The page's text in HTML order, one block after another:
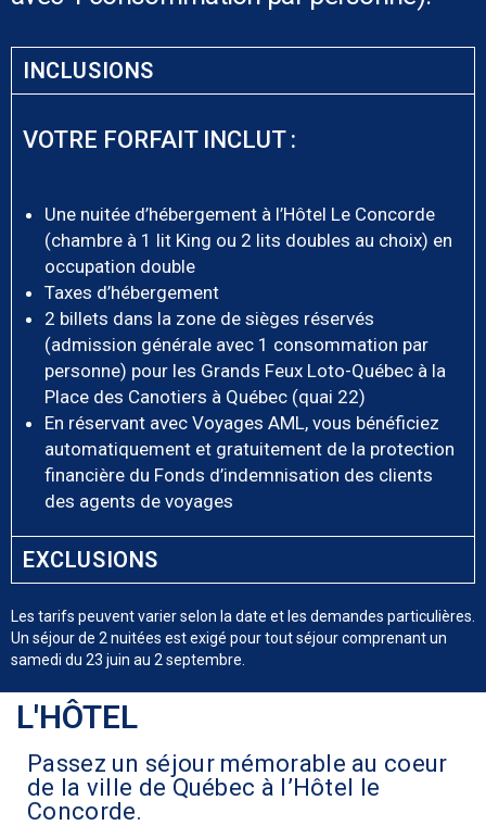
INCLUSIONS
VOTRE FORFAIT INCLUT :
Une nuitée d’hébergement à l’Hôtel Le Concorde
(chambre à 1 lit King ou 2 lits doubles au choix) en
occupation double
Taxes d’hébergement
2 billets dans la zone de sièges réservés
(admission générale avec 1 consommation par
personne) pour les Grands Feux Loto-Québec à la
Place des Canotiers à Québec (quai 22)
En réservant avec Voyages AML, vous bénéficiez
automatiquement et gratuitement de la protection
financière du Fonds d’indemnisation des clients
des agents de voyages
EXCLUSIONS
Les tarifs peuvent varier selon la date et les demandes particulières.
Un séjour de 2 nuitées est exigé pour tout séjour comprenant un
samedi du 23 juin au 2 septembre.
L'HÔTEL
Passez un séjour mémorable au coeur
de la ville de Québec à l’Hôtel le
Concorde.